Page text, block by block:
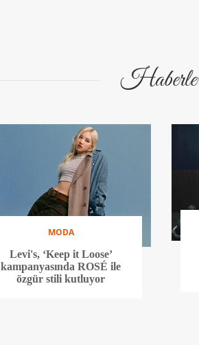
MODA
Levi's, ‘Keep it Loose’
kampanyasında ROSÉ ile
özgür stili kutluyor